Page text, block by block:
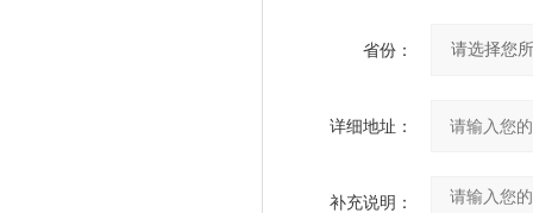
省份：
详细地址：
补充说明：